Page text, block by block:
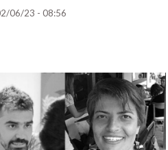
06/23 - 08:56